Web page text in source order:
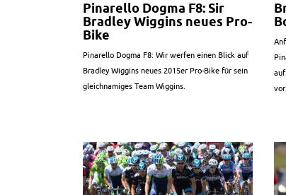
Pinarello Dogma F8: Sir
Bradley Wiggins neues Pro-
Bike
Pinarello Dogma F8: Wir werfen einen Blick auf
Bradley Wiggins neues 2015er Pro-Bike für sein
gleichnamiges Team Wiggins.
vor.